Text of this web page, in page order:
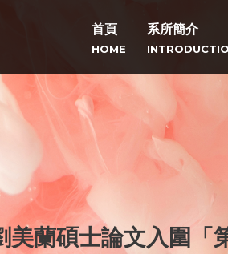
首頁
HOME
系所簡介
美蘭碩士論文入圍